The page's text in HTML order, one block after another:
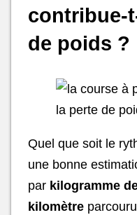
contribue-
de poids ?
Quel que soit le
une bonne
par kilogramme
kilomètre